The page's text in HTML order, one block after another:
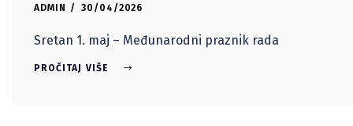
ADMIN 30/04/2026
Sretan 1. maj – Međunarodni praznik rada
PROČITAJ VIŠE